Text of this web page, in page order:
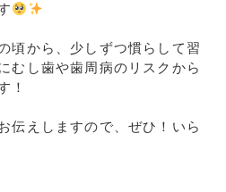
頃から、少しずつ慣らして習
むし歯や歯周病のリスクから
！
伝えしますので、ぜひ！いら